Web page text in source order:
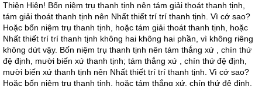
Thiện Hiện! Bốn niệm trụ thanh tịnh nên tám giải thoát thanh tịnh,
tám giải thoát thanh tịnh nên Nhất thiết trí trí thanh tịnh. Vì cớ sao?
Hoặc bốn niệm trụ thanh tịnh, hoặc tám giải thoát thanh tịnh, hoặc
Nhất thiết trí trí thanh tịnh không hai không hai phần, vì không riêng
không dứt vậy. Bốn niệm trụ thanh tịnh nên tám thắng xứ , chín thứ
đệ định, mười biến xứ thanh tịnh; tám thắng xứ , chín thứ đệ định,
mười biến xứ thanh tịnh nên Nhất thiết trí trí thanh tịnh. Vì cớ sao?
Hoặc bốn niệm trụ thanh tịnh, hoặc tám thắng xứ, chín thứ đệ định,